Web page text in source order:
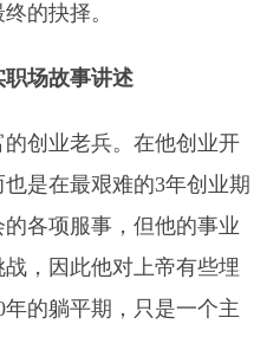
的抉择。
场故事讲述
创业老兵。在他创业开
是在最艰难的3年创业期
各项服事，但他的事业
，因此他对上帝有些埋
的躺平期，只是一个主